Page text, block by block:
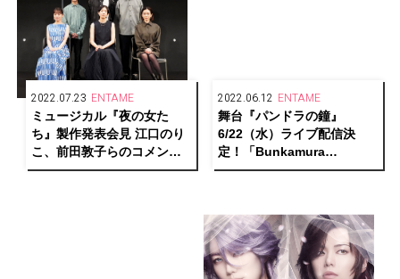
2022.07.23 ENTAME
ミュージカル『夜の女た
ち』製作発表会見 江口のり
こ、前田敦子らのコメント
到着！
2022.06.12 ENTAME
舞台『パンドラの鐘』
6/22（水）ライブ配信決
定！「Bunkamura
STREAMING」にて